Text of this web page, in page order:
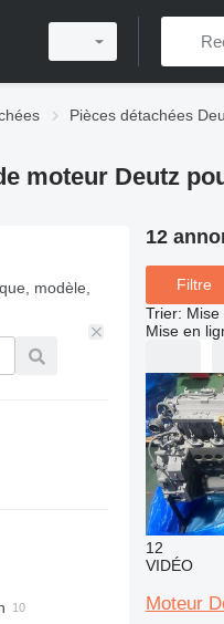
Pièces détachées
moteur Deutz
modèle,
12
Filtre
Trier: Mise
Mise en
12
VIDÉO
Moteur